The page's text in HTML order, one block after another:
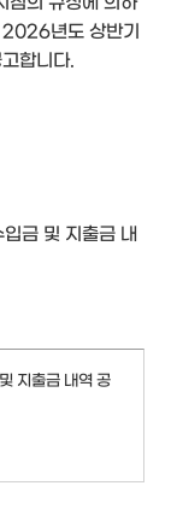
2026년도 상반기
합니다.
금 및 지출금 내
지출금 내역 공